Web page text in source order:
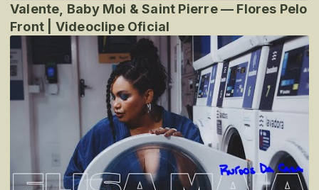
Valente, Baby Moi & Saint Pierre — Flores Pelo
Front | Videoclipe Oficial